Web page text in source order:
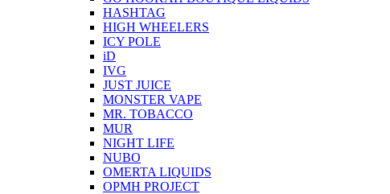
HASHTAG
HIGH WHEELERS
ICY POLE
iD
IVG
JUST JUICE
MONSTER VAPE
MR. TOBACCO
MUR
NIGHT LIFE
NUBO
OMERTA LIQUIDS
OPMH PROJECT